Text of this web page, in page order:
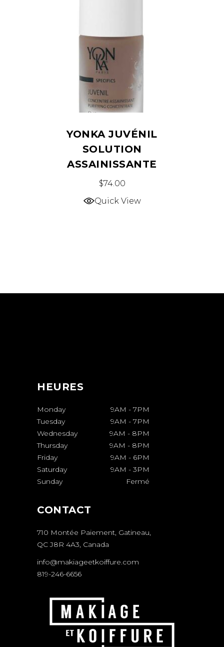
YONKA JUVÉNIL
SOLUTION
ASSAINISSANTE
$74.00
Quick View
CONTACT
710 Montée Paiement, Gatineau,
QC J8R 4A3, Canada
info@makiageetkoiffure.com
819-246-6656
HEURES
Monday 9AM - 7PM
Tuesday
9AM - 7PM
Wednesday
9AM - 8PM
Thursday
9AM - 8PM
Friday
9AM - 6PM
Saturday
9AM - 3PM
Sunday
Fermé